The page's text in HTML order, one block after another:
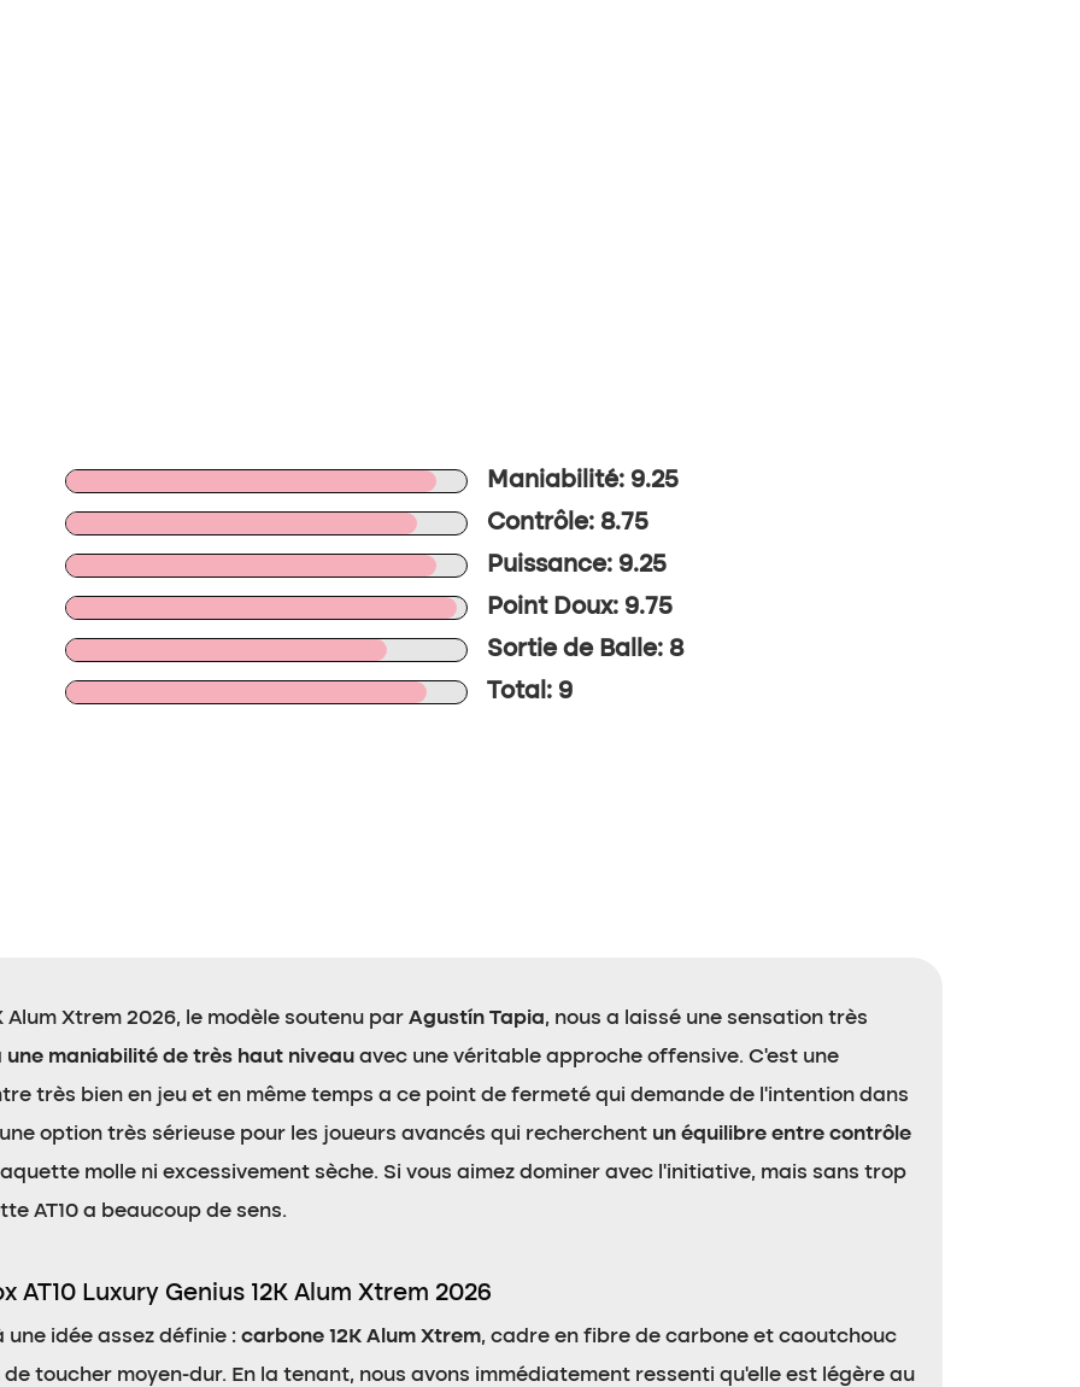
Maniabilité: 9.25
Contrôle: 8.75
Puissance: 9.25
Point Doux: 9.75
Sortie de Balle: 8
Total: 9
Alum Xtrem 2026, le modèle soutenu par Agustín Tapia, nous a laissé une sensation très
une maniabilité de très haut niveau avec une véritable approche offensive. C’est une
très bien en jeu et en même temps a ce point de fermeté qui demande de l’intention dans
option très sérieuse pour les joueurs avancés qui recherchent un équilibre entre contrôle
molle ni excessivement sèche. Si vous aimez dominer avec l’initiative, mais sans trop
AT10 a beaucoup de sens.
Luxury Genius 12K Alum Xtrem 2026
idée assez définie : carbone 12K Alum Xtrem, cadre en fibre de carbone et caoutchouc
toucher moyen-dur. En la tenant, nous avons immédiatement ressenti qu’elle est légère au